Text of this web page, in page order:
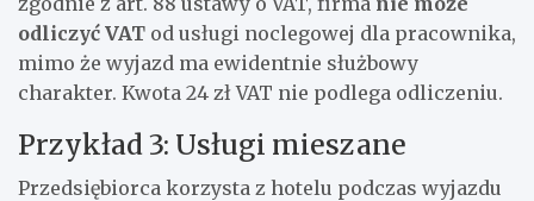
odliczyć VAT od usługi noclegowej dla pracownika,
mimo że wyjazd ma ewidentnie służbowy
charakter. Kwota 24 zł VAT nie podlega odliczeniu.
Przykład 3: Usługi mieszane
Przedsiębiorca korzysta z hotelu podczas wyjazdu